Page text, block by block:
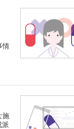
情
施
派